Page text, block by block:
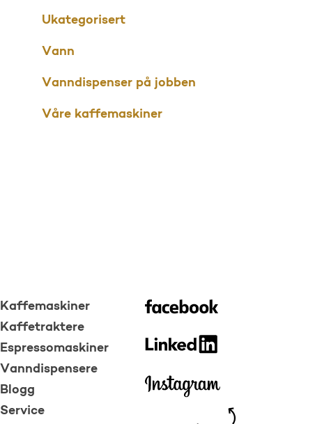
Ukategorisert
Vann
Vanndispenser på jobben
Våre kaffemaskiner
Kaffemaskiner
Kaffetraktere
Espressomaskiner
Vanndispensere
Blogg
Service